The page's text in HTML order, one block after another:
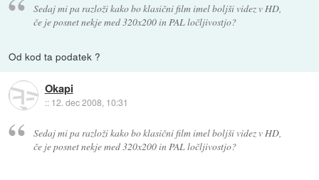
Sedaj mi pa razloži kako bo klasični film imel boljši videz v HD,
če je posnet nekje med 320x200 in PAL ločljivostjo?
Od kod ta podatek ?
Okapi
:: 12. dec 2008, 10:31
Sedaj mi pa razloži kako bo klasični film imel boljši videz v HD,
če je posnet nekje med 320x200 in PAL ločljivostjo?